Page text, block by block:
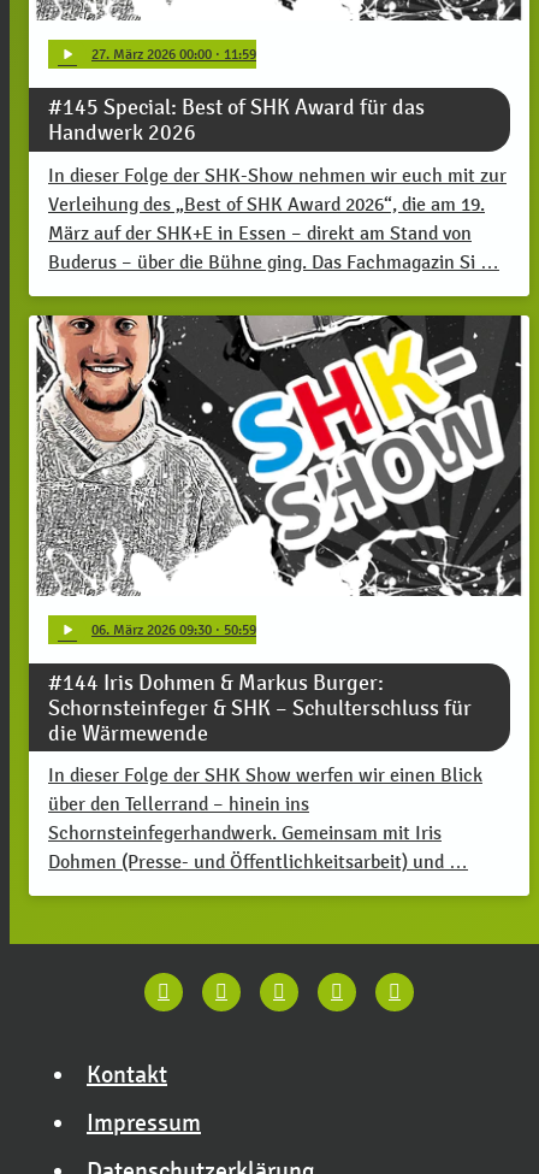
play_arrow 27. März 2026 00:00 · 11:59
#145 Special: Best of SHK Award für das
Handwerk 2026
In dieser Folge der SHK-Show nehmen wir euch mit zur
Verleihung des „Best of SHK Award 2026“, die am 19.
März auf der SHK+E in Essen – direkt am Stand von
Buderus – über die Bühne ging. Das Fachmagazin Si …
play_arrow 06. März 2026 09:30 · 50:59
#144 Iris Dohmen & Markus Burger:
Schornsteinfeger & SHK – Schulterschluss für
die Wärmewende
In dieser Folge der SHK Show werfen wir einen Blick
über den Tellerrand – hinein ins
Schornsteinfegerhandwerk. Gemeinsam mit Iris
Dohmen (Presse- und Öffentlichkeitsarbeit) und …
Kontakt
Impressum